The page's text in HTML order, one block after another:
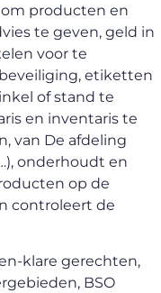
producten en
te geven, geld in
voor te
etiketten
of stand te
en inventaris te
van De afdeling
onderhoudt en
op de
controleert de
klare gerechten,
BSO